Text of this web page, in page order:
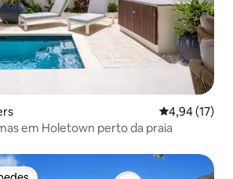
4,94 de uma
4,94 (17)
em Holetown perto da praia